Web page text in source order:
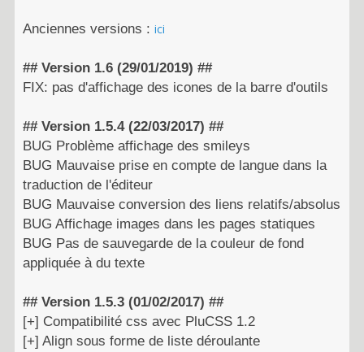
Anciennes versions : ici
## Version 1.6 (29/01/2019) ##
FIX: pas d'affichage des icones de la barre d'outils
## Version 1.5.4 (22/03/2017) ##
BUG Problème affichage des smileys
BUG Mauvaise prise en compte de langue dans la
traduction de l'éditeur
BUG Mauvaise conversion des liens relatifs/absolus
BUG Affichage images dans les pages statiques
BUG Pas de sauvegarde de la couleur de fond
appliquée à du texte
## Version 1.5.3 (01/02/2017) ##
[+] Compatibilité css avec PluCSS 1.2
[+] Align sous forme de liste déroulante